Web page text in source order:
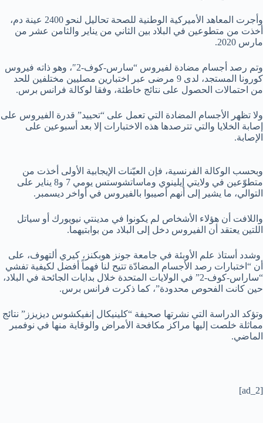
وأجرت المعاهد الأميركية الوطنية للصحة تحاليل لنحو 2400 عينة دم،
أخذت من متطوعين في البلاد بين الثاني من يناير والثامن عشر من
مارس 2020.
وتم رصد أجسام مضادة لفيروس “سارس-كوف-2″، وهو ذاته فيروس
كورونا المستجد، لدى 9 مرضى عبر اختبارين مصليين مختلفين للحد
من احتمالات الحصول على نتائج خاطئة، وفقا لوكالة فرانس برس.
ولا تظهر الأجسام المضادة التي تعمل على “تحييد” قدرة الفيروس على
إصابة الخلايا والتي تترصدها هذه الاختبارات إلا بعد أسبوعين على
الإصابة.
وبحسب الوكالة الفرنسية، فإن العيّنات الإيجابية الأولى أخذت من
متطوّعين في ولايتي إيلينوي وماساتشوستس يومي 7 و8 يناير على
التوالي، ما يشير إلى أنهم أصيبوا بالفيروس في أواخر ديسمبر.
واللافت أن هؤلاء الأشخاص لم يكونوا في مدينتي نيويورك أو سياتل
اللتين يعتقد أن الفيروس دخل إلى البلاد من بوابتيهما.
وشدد أستاذ علم الأوبئة في جامعة جونز هوبكنز، كيري ألتهوف، على
أن “اختبارات رصد الأجسام المضادّة تتيح لنا فهماً أفضل لكيفية تفشي
“ساراس-كوف-2” في الولايات المتحدة خلال بدايات الجائحة في البلاد،
حين كانت الفحوص محدودة”، كما ذكرت فرانس برس.
وتؤكد الدراسة التي نشرتها صحيفة “كلينيكال إنفيكشوس ديزيزز” نتائج
مماثلة خلصت إليها مراكز مكافحة الأمراض والوقاية منها في نوفمبر
الماضي.
[ad_2]